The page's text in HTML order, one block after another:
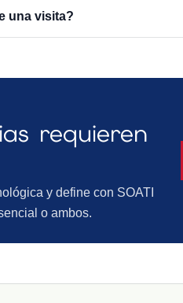
una visita?
requieren
y define con SOATI
o ambos.